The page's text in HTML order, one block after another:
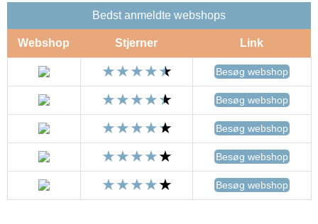
Bedst anmeldte webshops
Webshop Stjerner Link
Besøg webshop
Besøg webshop
Besøg webshop
Besøg webshop
Besøg webshop